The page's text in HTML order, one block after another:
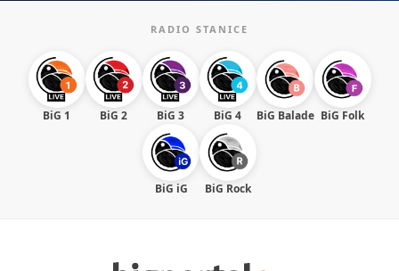
RADIO STANICE
BiG 1 BiG 2 BiG 3 BiG 4 BiG Balade BiG Folk
BiG iG BiG Rock